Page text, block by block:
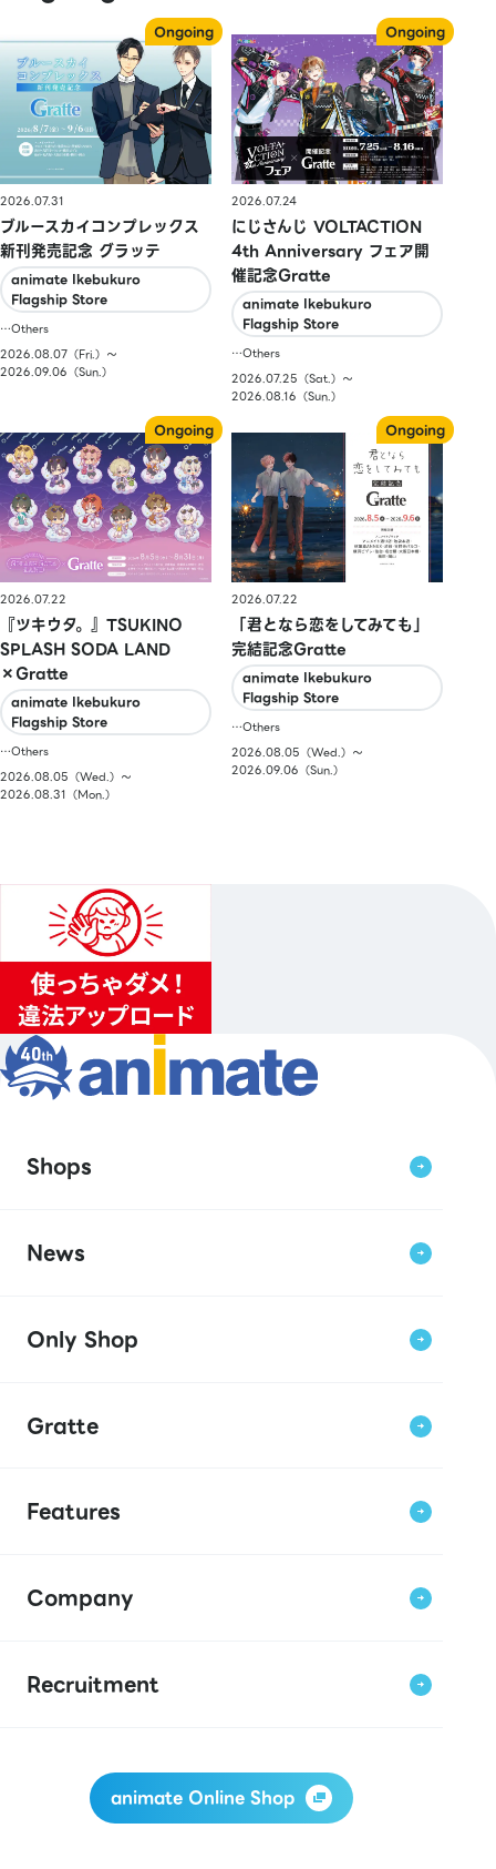
2026.07.31
ブルースカイコンプレックス
新刊発売記念 グラッテ
animate Ikebukuro
Flagship Store
…Others
2026.08.07（Fri.）〜
2026.09.06（Sun.）
2026.07.24
にじさんじ VOLTACTION
4th Anniversary フェア開
催記念Gratte
animate Ikebukuro
Flagship Store
…Others
2026.07.25（Sat.）〜
2026.08.16（Sun.）
2026.07.22
『ツキウタ。』TSUKINO
SPLASH SODA LAND
×Gratte
animate Ikebukuro
Flagship Store
…Others
2026.08.05（Wed.）〜
2026.08.31（Mon.）
2026.07.22
「君となら恋をしてみても」
完結記念Gratte
animate Ikebukuro
Flagship Store
…Others
2026.08.05（Wed.）〜
2026.09.06（Sun.）
Shops
News
Only Shop
Gratte
Features
Company
Recruitment
animate Online Shop